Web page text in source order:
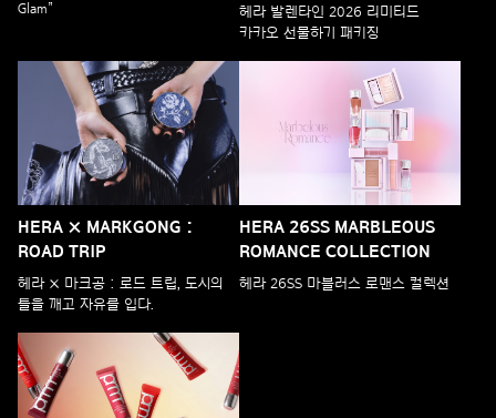
Glam”
헤라 발렌타인 2026 리미티드
카카오 선물하기 패키징
HERA × MARKGONG :
ROAD TRIP
헤라 × 마크공 : 로드 트립, 도시의
틀을 깨고 자유를 입다.
HERA 26SS MARBLEOUS
ROMANCE COLLECTION
헤라 26SS 마블러스 로맨스 컬렉션